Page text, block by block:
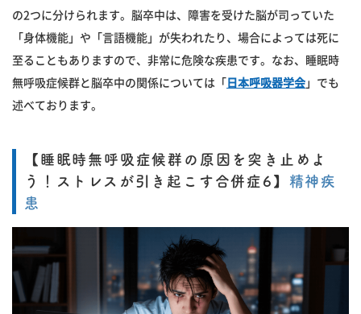
の2つに分けられます。脳卒中は、障害を受けた脳が司っていた
「身体機能」や「言語機能」が失われたり、場合によっては死に
至ることもありますので、非常に危険な疾患です。なお、睡眠時
無呼吸症候群と脳卒中の関係については「 日本呼吸器学会 」でも
述べております。
【睡眠時無呼吸症候群の原因を突き止めよ
う！ストレスが引き起こす合併症6】 精神疾
患